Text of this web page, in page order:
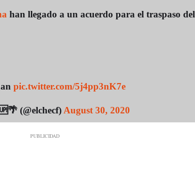
han llegado a un acuerdo para el traspaso del
pic.twitter.com/5j4pp3nK7e
(@elchecf) August 30, 2020